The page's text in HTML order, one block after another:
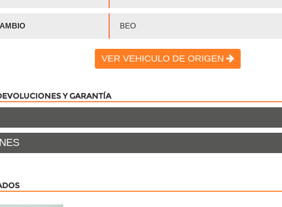
BEO
VER VEHICULO DE ORIGEN
Y GARANTÍA